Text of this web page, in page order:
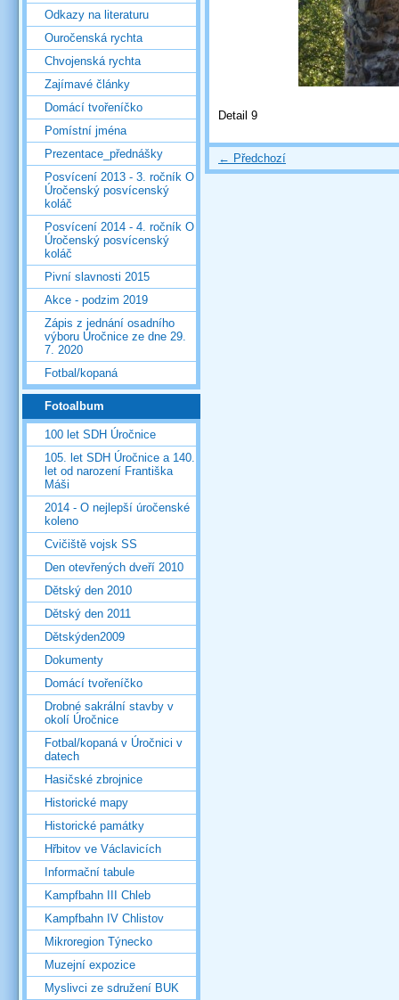
Detail 9
← Předchozí
Odkazy na literaturu
Ouročenská rychta
Chvojenská rychta
Zajímavé články
Domácí tvořeníčko
Pomístní jména
Prezentace_přednášky
Posvícení 2013 - 3. ročník O
Úročenský posvícenský
koláč
Posvícení 2014 - 4. ročník O
Úročenský posvícenský
koláč
Pivní slavnosti 2015
Akce - podzim 2019
Zápis z jednání osadního
výboru Úročnice ze dne 29.
7. 2020
Fotbal/kopaná
Fotoalbum
100 let SDH Úročnice
105. let SDH Úročnice a 140.
let od narození Františka
Máši
2014 - O nejlepší úročenské
koleno
Cvičiště vojsk SS
Den otevřených dveří 2010
Dětský den 2010
Dětský den 2011
Dětskýden2009
Dokumenty
Domácí tvořeníčko
Drobné sakrální stavby v
okolí Úročnice
Fotbal/kopaná v Úročnici v
datech
Hasičské zbrojnice
Historické mapy
Historické památky
Hřbitov ve Václavicích
Informační tabule
Kampfbahn III Chleb
Kampfbahn IV Chlistov
Mikroregion Týnecko
Muzejní expozice
Myslivci ze sdružení BUK